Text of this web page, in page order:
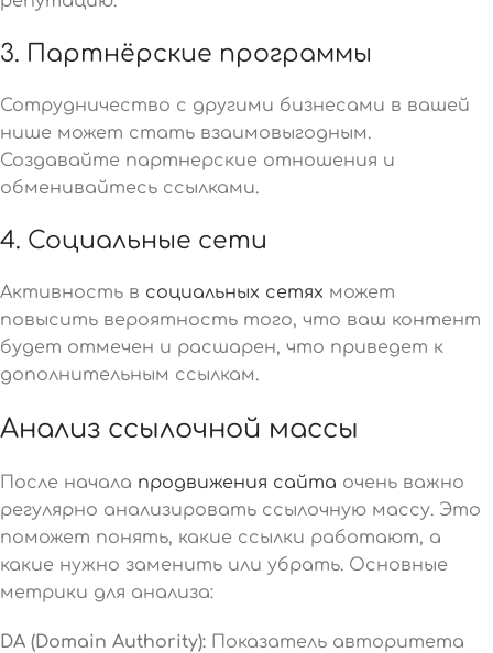
3. Партнёрские программы
Сотрудничество с другими бизнесами в вашей
нише может стать взаимовыгодным.
Создавайте партнерские отношения и
обменивайтесь ссылками.
4. Социальные сети
Активность в социальных сетях может
повысить вероятность того, что ваш контент
будет отмечен и расшарен, что приведет к
дополнительным ссылкам.
Анализ ссылочной массы
После начала продвижения сайта очень важно
регулярно анализировать ссылочную массу. Это
поможет понять, какие ссылки работают, а
какие нужно заменить или убрать. Основные
метрики для анализа:
DA (Domain Authority): Показатель авторитета